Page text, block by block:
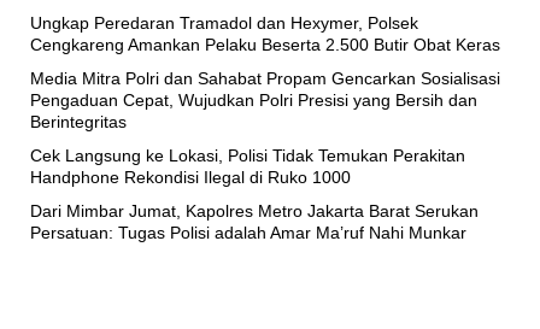
Ungkap Peredaran Tramadol dan Hexymer, Polsek
Cengkareng Amankan Pelaku Beserta 2.500 Butir Obat Keras
Media Mitra Polri dan Sahabat Propam Gencarkan Sosialisasi
Pengaduan Cepat, Wujudkan Polri Presisi yang Bersih dan
Berintegritas
Cek Langsung ke Lokasi, Polisi Tidak Temukan Perakitan
Handphone Rekondisi Ilegal di Ruko 1000
Dari Mimbar Jumat, Kapolres Metro Jakarta Barat Serukan
Persatuan: Tugas Polisi adalah Amar Ma’ruf Nahi Munkar